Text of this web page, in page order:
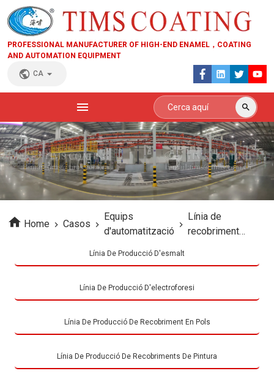
PROFESSIONAL MANUFACTURER OF HIGH-END ENAMEL，COATING
AND AUTOMATION EQUIPMENT
CA
Home Casos
Equips
d'automatització
Línia de
recobriment
Línia De Producció D'esmalt
Línia De Producció D'electroforesi
Línia De Producció De Recobriment En Pols
Línia De Producció De Recobriments De Pintura